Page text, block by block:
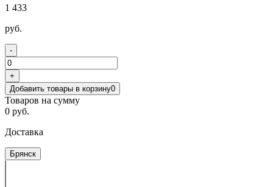
1 433
руб.
-
+
Добавить товары в корзину0
Товаров на сумму
0 руб.
Доставка
Брянск